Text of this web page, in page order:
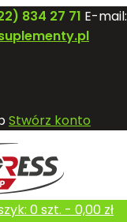
834 27 71 E-mail:
Stwórz konto
0szt. - 0,00 zł